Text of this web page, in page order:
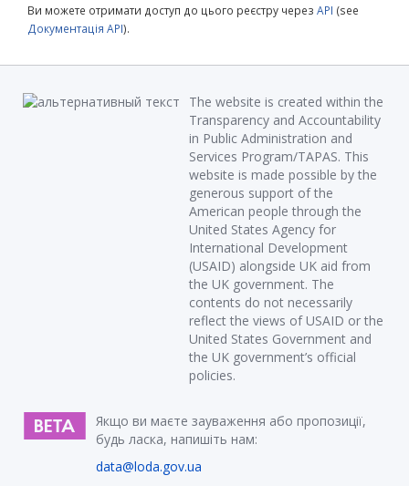
Ви можете отримати доступ до цього реєстру через API (see
Документація API).
The website is created within the
Transparency and Accountability
in Public Administration and
Services Program/TAPAS. This
website is made possible by the
generous support of the
American people through the
United States Agency for
International Development
(USAID) alongside UK aid from
the UK government. The
contents do not necessarily
reflect the views of USAID or the
United States Government and
the UK government’s official
policies.
Якщо ви маєте зауваження або пропозиції,
будь ласка, напишіть нам:
data@loda.gov.ua